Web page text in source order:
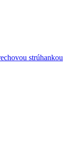
strúhankou